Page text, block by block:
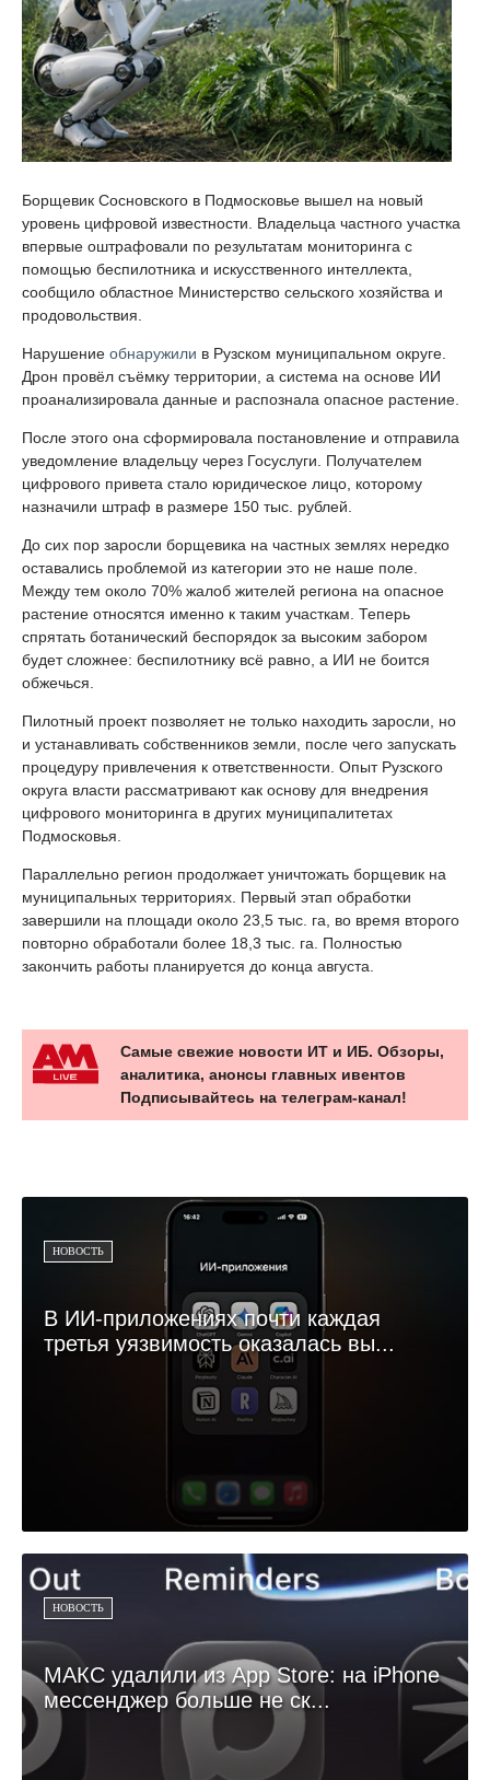
Борщевик Сосновского в Подмосковье вышел на новый
уровень цифровой известности. Владельца частного участка
впервые оштрафовали по результатам мониторинга с
помощью беспилотника и искусственного интеллекта,
сообщило областное Министерство сельского хозяйства и
продовольствия.
Нарушение обнаружили в Рузском муниципальном округе.
Дрон провёл съёмку территории, а система на основе ИИ
проанализировала данные и распознала опасное растение.
После этого она сформировала постановление и отправила
уведомление владельцу через Госуслуги. Получателем
цифрового привета стало юридическое лицо, которому
назначили штраф в размере 150 тыс. рублей.
До сих пор заросли борщевика на частных землях нередко
оставались проблемой из категории это не наше поле.
Между тем около 70% жалоб жителей региона на опасное
растение относятся именно к таким участкам. Теперь
спрятать ботанический беспорядок за высоким забором
будет сложнее: беспилотнику всё равно, а ИИ не боится
обжечься.
Пилотный проект позволяет не только находить заросли, но
и устанавливать собственников земли, после чего запускать
процедуру привлечения к ответственности. Опыт Рузского
округа власти рассматривают как основу для внедрения
цифрового мониторинга в других муниципалитетах
Подмосковья.
Параллельно регион продолжает уничтожать борщевик на
муниципальных территориях. Первый этап обработки
завершили на площади около 23,5 тыс. га, во время второго
повторно обработали более 18,3 тыс. га. Полностью
закончить работы планируется до конца августа.
Самые свежие новости ИТ и ИБ. Обзоры,
аналитика, анонсы главных ивентов
Подписывайтесь на телеграм-канал!
НОВОСТЬ
В ИИ-приложениях почти каждая
третья уязвимость оказалась вы...
НОВОСТЬ
МАКС удалили из App Store: на iPhone
мессенджер больше не ск...